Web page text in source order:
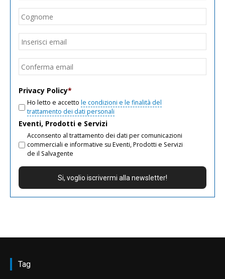
Email
Privacy Policy*
Ho letto e accetto le condizioni e le finalità del
trattamento dei dati personali
Eventi, Prodotti e Servizi
Acconsento al trattamento dei dati per comunicazioni
commerciali e informative su Eventi, Prodotti e Servizi
de il Salvagente
Tag